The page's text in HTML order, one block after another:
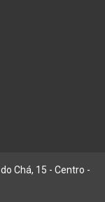
Chá, 15 - Centro -